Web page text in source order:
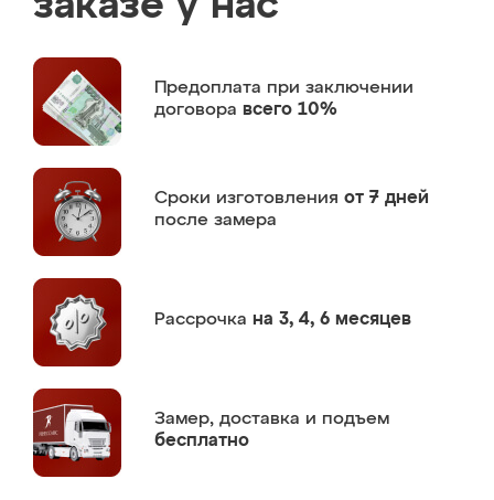
Предоплата при заключении
договора всего 10%
Сроки изготовления от 7 дней
после замера
Рассрочка на 3, 4, 6 месяцев
Замер, доставка и подъем
бесплатно